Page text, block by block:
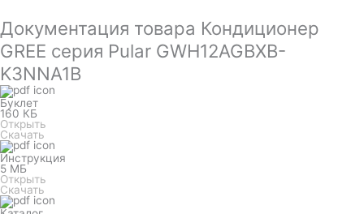
Документация товара Кондиционер
GREE серия Pular GWH12AGBXB-
K3NNA1B
Буклет
160 КБ
Открыть
Скачать
Инструкция
5 МБ
Открыть
Скачать